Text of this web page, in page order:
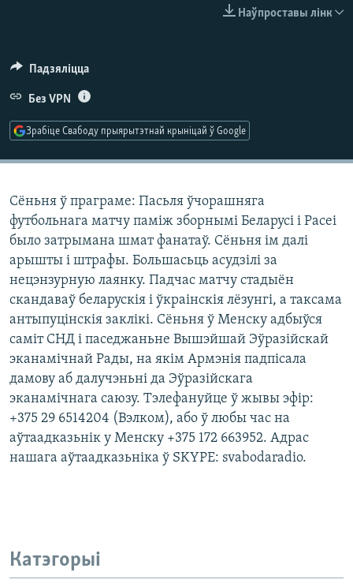
Наўпроставы лінк
Падзяліцца
Без VPN
Зрабіце Свабоду прыярытэтнай крыніцай ў Google
Сёньня ў праграме: Пасьля ўчорашняга
футбольнага матчу паміж зборнымі Беларусі і Расеі
было затрымана шмат фанатаў. Сёньня ім далі
арышты і штрафы. Большасьць асудзілі за
нецэнзурную лаянку. Падчас матчу стадыён
скандаваў беларускія і ўкраінскія лёзунгі, а таксама
антыпуцінскія заклікі. Сёньня ў Менску адбыўся
саміт СНД і паседжаньне Вышэйшай Эўразійскай
эканамічнай Рады, на якім Армэнія падпісала
дамову аб далучэньні да Эўразійскага
эканамічнага саюзу. Тэлефануйце ў жывы эфір:
+375 29 6514204 (Вэлком), або ў любы час на
аўтаадказьнік у Менску +375 172 663952. Адрас
нашага аўтаадказьніка ў SKYPE: svabodaradio.
Катэгорыі